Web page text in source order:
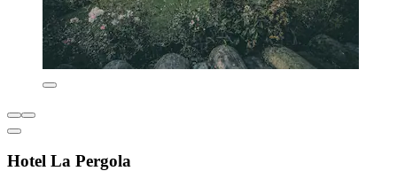
Hotel La Pergola